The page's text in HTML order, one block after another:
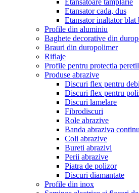
Etansatoare tamplarie
Etansator cada, dus
Etansator inaltator blat
Profile din aluminiu
Baghete decorative din
Brauri din duropolimer
Riflaje
Profile pentru protectia
Produse abrazive
Discuri flex pentru
Discuri flex pentru
Discuri lamelare
Fibrodiscuri
Role abrazive
Banda abraziva
Coli abrazive
Bureti abrazivi
Perii abrazive
Piatra de polizor
Discuri diamantate
Profile din inox